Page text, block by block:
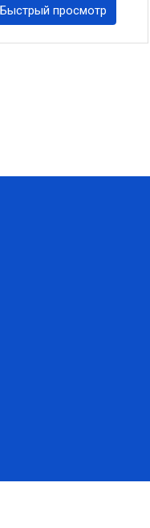
Быстрый просмотр